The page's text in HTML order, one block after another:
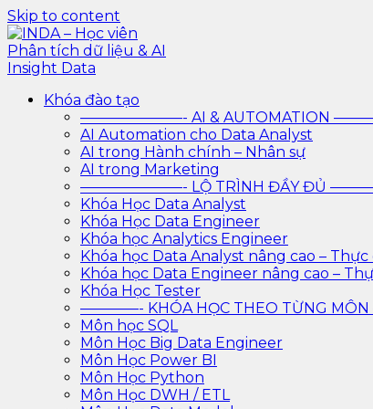
Skip to content
INDA – Học viên Phân tích dữ liệu & AI Insight Data
INDA – Học viện Đào tạo phân tích dữ liệu & AI
trình với AI
Khóa đào tạo
———————- AI & AUTOMATION
AI Automation cho Data Analyst
AI trong Hành chính – Nhân sự
AI trong Marketing
———————- LỘ TRÌNH ĐẦY ĐỦ
Khóa Học Data Analyst
Khóa Học Data Engineer
Khóa học Analytics Engineer
Khóa học Data Analyst nâng cao –
Khóa học Data Engineer nâng cao –
Khóa Học Tester
————- KHÓA HỌC THEO TỪNG
Môn học SQL
Môn Học Big Data Engineer
Môn Học Power BI
Môn Học Python
Môn Học DWH / ETL